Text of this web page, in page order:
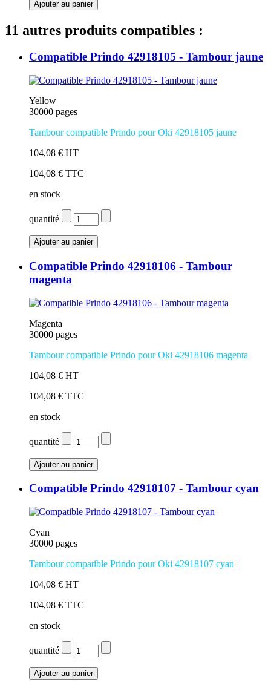
11 autres produits compatibles :
Compatible Prindo 42918105 - Tambour jaune
Yellow
30000 pages
Tambour compatible Prindo pour Oki 42918105 jaune
104,08 € HT
104,08 € TTC
en stock
quantité
Compatible Prindo 42918106 - Tambour
magenta
Magenta
30000 pages
Tambour compatible Prindo pour Oki 42918106 magenta
104,08 € HT
104,08 € TTC
en stock
quantité
Compatible Prindo 42918107 - Tambour cyan
Cyan
30000 pages
Tambour compatible Prindo pour Oki 42918107 cyan
104,08 € HT
104,08 € TTC
en stock
quantité